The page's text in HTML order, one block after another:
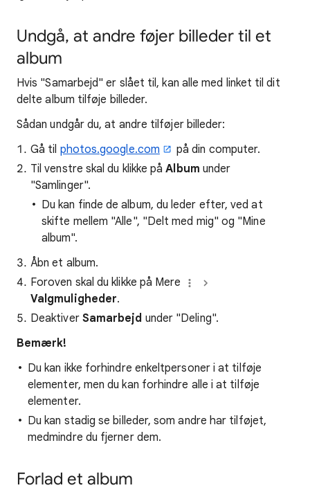
Undgå, at andre føjer billeder til et
album
Hvis "Samarbejd" er slået til, kan alle med linket til dit
delte album tilføje billeder.
Sådan undgår du, at andre tilføjer billeder:
Gå til photos.google.com
på din computer.
Til venstre skal du klikke påAlbum under
"Samlinger".
Du kan finde de album, du leder efter, ved at
skifte mellem "Alle", "Delt med mig" og "Mine
album".
Åbn et album.
Foroven skal du klikke på Mere
Valgmuligheder.
Deaktiver Samarbejd under "Deling".
Bemærk!
Du kan ikke forhindre enkeltpersoner i at tilføje
elementer, men du kan forhindre alle i at tilføje
elementer.
Du kan stadig se billeder, som andre har tilføjet,
medmindre du fjerner dem.
Forlad et album